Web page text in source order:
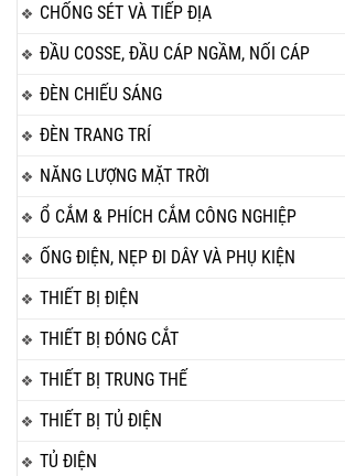
CHỐNG SÉT VÀ TIẾP ĐỊA
ĐẦU COSSE, ĐẦU CÁP NGẦM, NỐI CÁP
ĐÈN CHIẾU SÁNG
ĐÈN TRANG TRÍ
NĂNG LƯỢNG MẶT TRỜI
Ổ CẮM & PHÍCH CẮM CÔNG NGHIỆP
ỐNG ĐIỆN, NẸP ĐI DÂY VÀ PHỤ KIỆN
THIẾT BỊ ĐIỆN
THIẾT BỊ ĐÓNG CẮT
THIẾT BỊ TRUNG THẾ
THIẾT BỊ TỦ ĐIỆN
TỦ ĐIỆN